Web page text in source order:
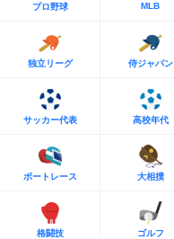
プロ野球 MLB
独立リーグ 侍ジャパン
サッカー代表 高校年代
ボートレース 大相撲
格闘技 ゴルフ